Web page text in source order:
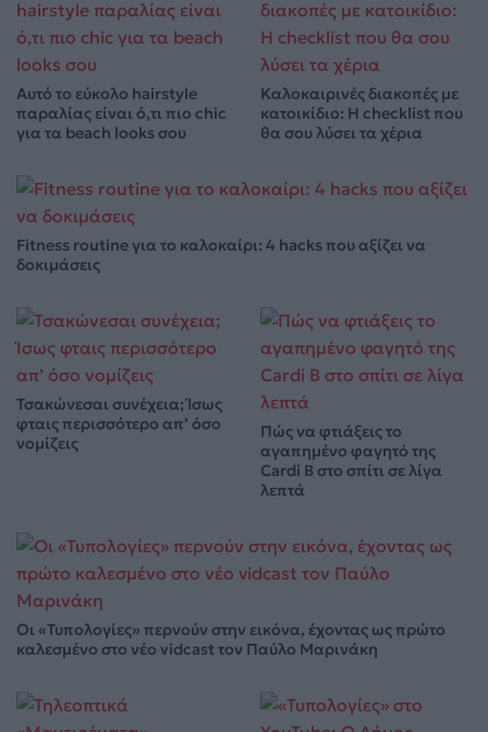
Αυτό το εύκολο hairstyle
παραλίας είναι ό,τι πιο chic
για τα beach looks σου
Καλοκαιρινές διακοπές με
κατοικίδιο: Η checklist που
θα σου λύσει τα χέρια
Fitness routine για το καλοκαίρι: 4 hacks που αξίζει να
δοκιμάσεις
Τσακώνεσαι συνέχεια; Ίσως
φταις περισσότερο απ’ όσο
νομίζεις
Πώς να φτιάξεις το
αγαπημένο φαγητό της
Cardi B στο σπίτι σε λίγα
λεπτά
Οι «Τυπολογίες» περνούν στην εικόνα, έχοντας ως πρώτο
καλεσμένο στο νέο vidcast τον Παύλο Μαρινάκη